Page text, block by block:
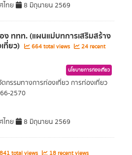
ไทย 8 มิถุนายน 2569
ททท. (แผนแม่บทการเสริมสร้าง
ที่ยว) 664 total views
24 recent
นโยบายการท่องเที่ยว
กรรมทางการท่องเที่ยว การท่องเที่ยว
2570
ไทย 8 มิถุนายน 2569
841 total views 18 recent views